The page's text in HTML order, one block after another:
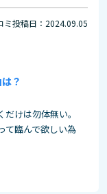
ミ投稿日：2024.09.05
？
けは勿体無い。
て臨んで欲しい為